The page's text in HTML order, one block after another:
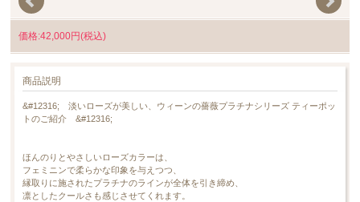
価格:42,000円(税込)
商品説明
&#12316; 淡いローズが美しい、ウィーンの薔薇プラチナシリーズ ティーポッ
トのご紹介 &#12316;
ほんのりとやさしいローズカラーは、
フェミニンで柔らかな印象を与えつつ、
縁取りに施されたプラチナのラインが全体を引き締め、
凛としたクールさも感じさせてくれます。